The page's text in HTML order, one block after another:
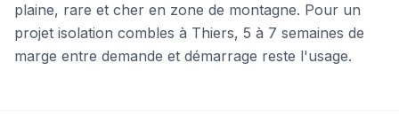
plaine, rare et cher en zone de montagne. Pour un
projet isolation combles à Thiers, 5 à 7 semaines de
marge entre demande et démarrage reste l'usage.